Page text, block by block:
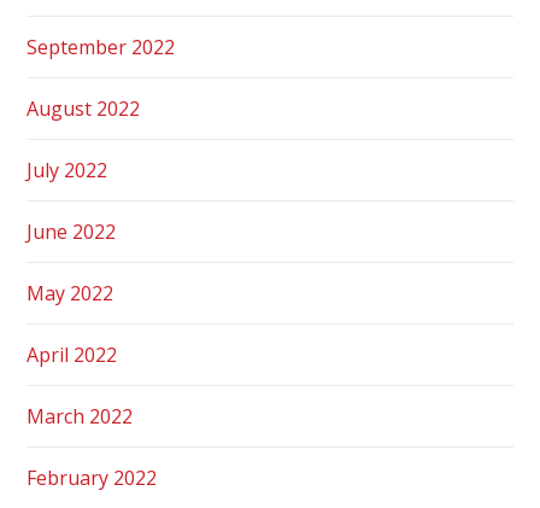
September 2022
August 2022
July 2022
June 2022
May 2022
April 2022
March 2022
February 2022